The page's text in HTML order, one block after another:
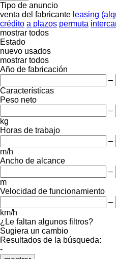
Tipo de anuncio
venta del fabricante leasing
crédito a plazos permuta
mostrar todos
Estado
nuevo usados
mostrar todos
Año de fabricación
–
Características
Peso neto
–
kg
Horas de trabajo
–
m/h
Ancho de alcance
–
m
Velocidad de funcionamiento
–
km/h
¿Le faltan algunos filtros?
Sugiera un cambio
Resultados de la búsqueda:
-